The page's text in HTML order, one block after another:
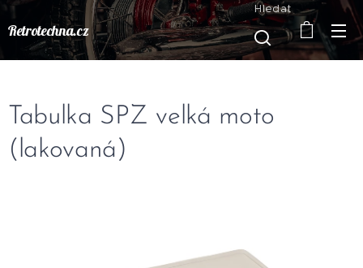
Retrotechna.cz
Hledat
Tabulka SPZ velká moto
(lakovaná)